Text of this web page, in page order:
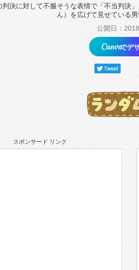
判決に対して不服そうな表情で「不当判決
ん）を広げて見せている男
公開日：
でデ
スポンサード リンク